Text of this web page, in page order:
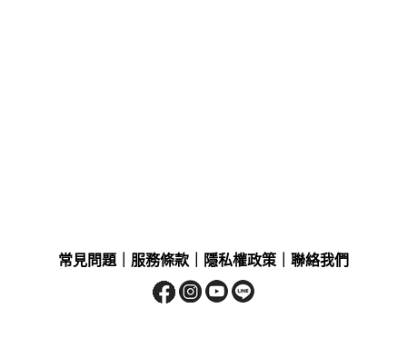
常見問題 服務條款 隱私權政策 聯絡我們